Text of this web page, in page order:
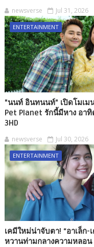
newsverse Jul 31, 2026
ENTERTAINMENT
"นนท์ อินทนนท์" เปิดโมเม
Pet Planet รักนี้มีหาง อาทิ
3HD
newsverse Jul 30, 2026
ENTERTAINMENT
เคมีใหม่น่าจับตา! “อาเล็ก
หวานท่ามกลางความหลอน